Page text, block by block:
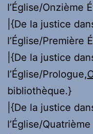
l’Église/Onzième
|{De la justice
l’Église/Première
|{De la justice
l’Église/Prologue,
bibliothèque.}
|{De la justice
l’Église/